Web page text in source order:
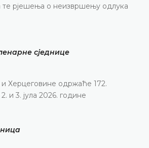
те рјешења о неизвршењу одлука
сједнице
Херцеговине одржаће 172.
и 3. јула 2026. године